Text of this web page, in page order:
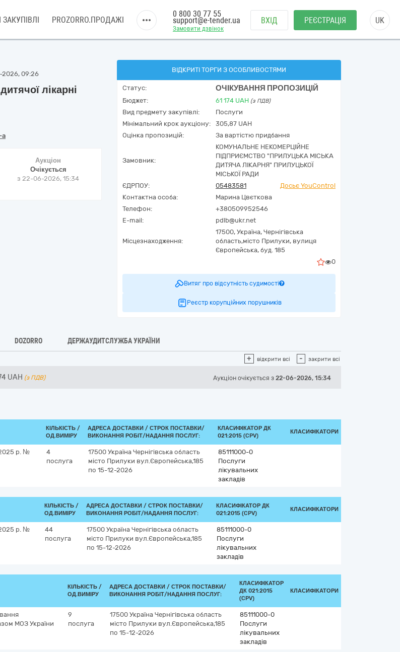
PROZORRO.ПРОДАЖІ
Замовити дзвінок
0 800 30 77 55
support@e-tender.ua ВХІД РЕЄСТРАЦІЯ UK
2026, 09:26
лікарні
a
Аукціон
Очікується
з22-06-2026, 15:34
ВІДКРИТІ ТОРГИ З ОСОБЛИВОСТЯМИ
Статус: ОЧІКУВАННЯ ПРОПОЗИЦІЙ
Бюджет: 61 174 UAH (з ПДВ)
Вид предмету закупівлі:
Послуги
Мінімальний крок аукціону:
305,87 UAH
Оцінка пропозицій:
За вартістю придбання
Замовник:
КОМУНАЛЬНЕ НЕКОМЕРЦІЙНЕ
ПІДПРИЄМСТВО "ПРИЛУЦЬКА МІСЬКА
ДИТЯЧА ЛІКАРНЯ" ПРИЛУЦЬКОЇ
МІСЬКОЇ РАДИ
ЄДРПОУ:
05483581
Досьє YouControl
Контактна особа:
Марина Цвєткова
Телефон:
+380509952546
E-mail:
pdlb@ukr.net
Місцезнаходження:
17500, Україна, Чернігівська
область,місто Прилуки, вулиця
Європейська, буд. 185
0
Витяг про відсутність судимості
Реєстр корупційних порушників
DOZORRO ДЕРЖАУДИТСЛУЖБА УКРАЇНИ
+ відкрити всі - закрити всі
UAH (з ПДВ) Аукціон очікується з 22-06-2026, 15:34
КІЛЬКІСТЬ /
ОД.ВИМІРУ
АДРЕСА ДОСТАВКИ / СТРОК ПОСТАВКИ/
ВИКОНАННЯ РОБІТ/НАДАННЯ ПОСЛУГ:
КЛАСИФІКАТОР ДК
021:2015 (CPV)
КЛАСИФІКАТОРИ
р. №
4
послуга
17500 Україна Чернігівська область
місто Прилуки вул.Європейська,185
по 15-12-2026
85111000-0
Послуги
лікувальних
закладів
КІЛЬКІСТЬ /
ОД.ВИМІРУ
АДРЕСА ДОСТАВКИ / СТРОК ПОСТАВКИ/
ВИКОНАННЯ РОБІТ/НАДАННЯ ПОСЛУГ:
КЛАСИФІКАТОР ДК
021:2015 (CPV)
КЛАСИФІКАТОРИ
р. №
44
послуга
17500 Україна Чернігівська область
місто Прилуки вул.Європейська,185
по 15-12-2026
85111000-0
Послуги
лікувальних
закладів
КІЛЬКІСТЬ /
ОД.ВИМІРУ
АДРЕСА ДОСТАВКИ / СТРОК ПОСТАВКИ/
ВИКОНАННЯ РОБІТ/НАДАННЯ ПОСЛУГ:
КЛАСИФІКАТОР
ДК 021:2015
(CPV)
КЛАСИФІКАТОРИ
МОЗ України
9
послуга
17500 Україна Чернігівська область
місто Прилуки вул.Європейська,185
по 15-12-2026
85111000-0
Послуги
лікувальних
закладів